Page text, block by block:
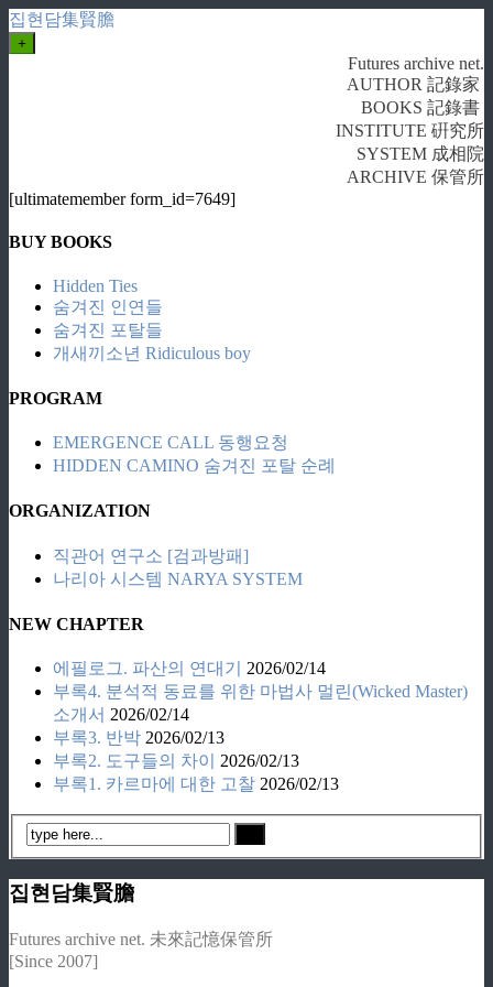
집현담集賢膽
+
Futures archive net.
AUTHOR 記錄家
BOOKS 記錄書
INSTITUTE 硏究所
SYSTEM 成相院
ARCHIVE 保管所
[ultimatemember form_id=7649]
BUY BOOKS
Hidden Ties
숨겨진 인연들
숨겨진 포탈들
개새끼소년 Ridiculous boy
PROGRAM
EMERGENCE CALL 동행요청
HIDDEN CAMINO 숨겨진 포탈 순례
ORGANIZATION
직관어 연구소 [검과방패]
나리아 시스템 NARYA SYSTEM
NEW CHAPTER
에필로그. 파산의 연대기
2026/02/14
부록4. 분석적 동료를 위한 마법사 멀린(Wicked Master)
소개서 2026/02/14
부록3. 반박 2026/02/13
부록2. 도구들의 차이
2026/02/13
부록1. 카르마에 대한 고찰 2026/02/13
집현담集賢膽
Futures archive net. 未來記憶保管所
[Since 2007]